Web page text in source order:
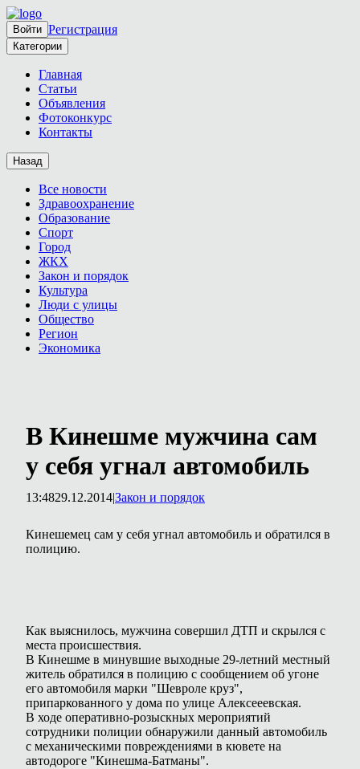
Войти Регистрация
Категории
Главная
Статьи
Объявления
Фотоконкурс
Контакты
Назад
Все новости
Здравоохранение
Образование
Спорт
Город
ЖКХ
Закон и порядок
Культура
Люди с улицы
Общество
Регион
Экономика
В Кинешме мужчина сам
у себя угнал автомобиль
13:4829.12.2014|Закон и порядок
Кинешемец сам у себя угнал автомобиль и обратился в
полицию.
Как выяснилось, мужчина совершил ДТП и скрылся с
места происшествия.
В Кинешме в минувшие выходные 29-летний местный
житель обратился в полицию с сообщением об угоне
его автомобиля марки "Шевроле круз",
припаркованного у дома по улице Алексееевская.
В ходе оперативно-розыскных мероприятий
сотрудники полиции обнаружили данный автомобиль
с механическими повреждениями в кювете на
автодороге "Кинешма-Батманы".